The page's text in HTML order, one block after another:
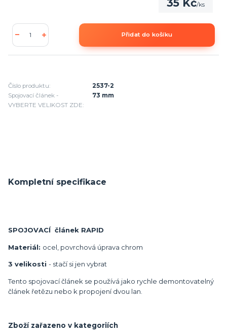
35 Kč/ks
Přidat do košíku
Číslo produktu:
2537-2
Spojovací článek -
VYBERTE VELIKOST ZDE:
73 mm
Kompletní specifikace
SPOJOVACÍ článek RAPID
Materiál: ocel, povrchová úprava chrom
3 velikosti - stačí si jen vybrat
Tento spojovací článek se používá jako rychle demontovatelný
článek řetězu nebo k propojení dvou lan.
Zboží zařazeno v kategoriích